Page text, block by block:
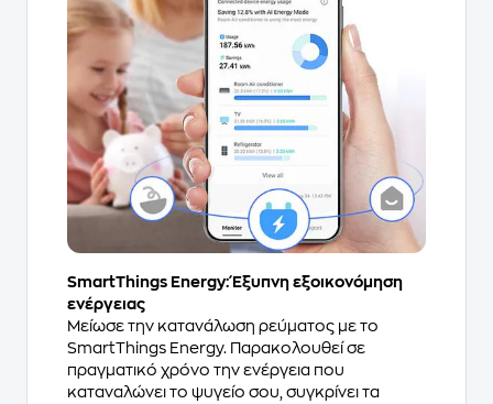
SmartThings Energy: Έξυπνη εξοικονόμηση
ενέργειας
Μείωσε την κατανάλωση ρεύματος με το
SmartThings Energy. Παρακολουθεί σε
πραγματικό χρόνο την ενέργεια που
καταναλώνει το ψυγείο σου, συγκρίνει τα